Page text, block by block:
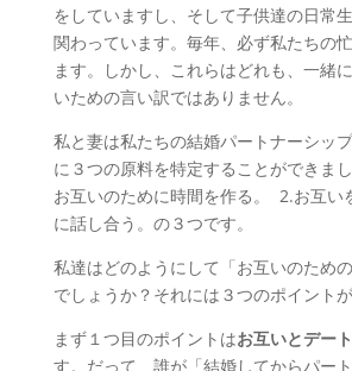
をしていますし、そして子供達の日常
関わっています。毎年、必ず私たちの
ます。しかし、これらはどれも、一緒
いための言い訳ではありません。
私と妻は私たちの結婚パートナーシッ
に３つの原料を特定することができま
お互いのために時間を作る。 2.お互い
に話し合う。の３つです。
私達はどのようにして「お互いのため
でしょうか？それには３つのポイントが
まず１つ目のポイントはお互いとデー
す。だって、誰が「結婚してからパー